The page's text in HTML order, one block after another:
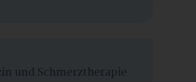
und Schmerztherapie